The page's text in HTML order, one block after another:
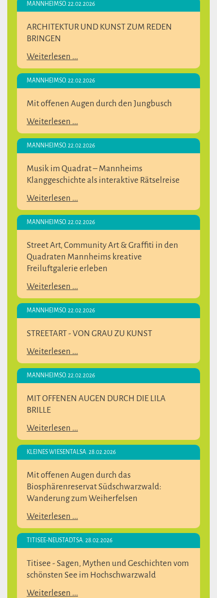
MANNHEIMSO. 22.02.2026
ARCHITEKTUR UND KUNST ZUM REDEN
BRINGEN
Weiterlesen ...
MANNHEIMSO. 22.02.2026
Mit offenen Augen durch den Jungbusch
Weiterlesen ...
MANNHEIMSO. 22.02.2026
Musik im Quadrat – Mannheims
Klanggeschichte als interaktive Rätselreise
Weiterlesen ...
MANNHEIMSO. 22.02.2026
Street Art, Community Art & Graffiti in den
Quadraten Mannheims kreative
Freiluftgalerie erleben
Weiterlesen ...
MANNHEIMSO. 22.02.2026
STREETART - VON GRAU ZU KUNST
Weiterlesen ...
MANNHEIMSO. 22.02.2026
MIT OFFENEN AUGEN DURCH DIE LILA
BRILLE
Weiterlesen ...
KLEINES WIESENTALSA. 28.02.2026
Mit offenen Augen durch das
Biosphärenreservat Südschwarzwald:
Wanderung zum Weiherfelsen
Weiterlesen ...
TITISEE-NEUSTADT SA. 28.02.2026
Titisee - Sagen, Mythen und Geschichten vom
schönsten See im Hochschwarzwald
Weiterlesen ...